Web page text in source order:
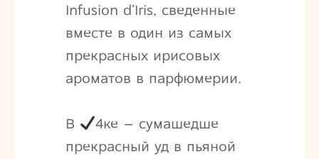
Infusion d’Iris, сведенные
вместе в один из самых
прекрасных ирисовых
ароматов в парфюмерии.
В
4ке – сумашедше
прекрасный уд в пьяной